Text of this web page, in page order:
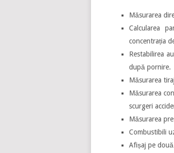
Măsurarea
Calcularea
concentrația
Restabilirea
după pornire.
Măsurarea
Măsurarea
scurgeri
Măsurarea
Combustibili
Afișaj pe